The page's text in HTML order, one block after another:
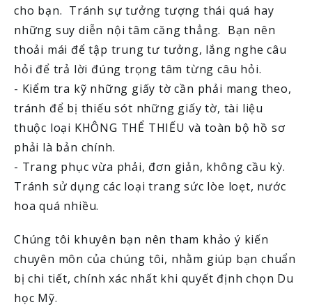
cho bạn. Tránh sự tưởng tượng thái quá hay
những suy diễn nội tâm căng thẳng. Bạn nên
thoải mái để tập trung tư tưởng, lắng nghe câu
hỏi để trả lời đúng trọng tâm từng câu hỏi.
- Kiểm tra kỹ những giấy tờ cần phải mang theo,
tránh để bị thiếu sót những giấy tờ, tài liệu
thuộc loại KHÔNG THỂ THIẾU và toàn bộ hồ sơ
phải là bản chính.
- Trang phục vừa phải, đơn giản, không cầu kỳ.
Tránh sử dụng các loại trang sức lòe loẹt, nước
hoa quá nhiều.
Chúng tôi khuyên bạn nên tham khảo ý kiến
chuyên môn của chúng tôi, nhằm giúp bạn chuẩn
bị chi tiết, chính xác nhất khi quyết định chọn Du
học Mỹ.